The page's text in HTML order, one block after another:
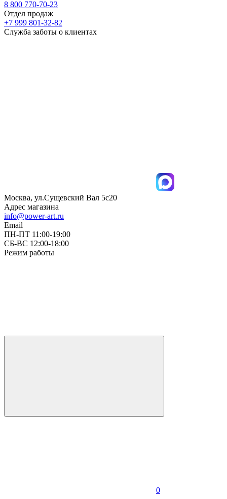
8 800 770-70-23
Отдел продаж
+7 999 801-32-82
Служба заботы о клиентах
Москва, ул.Сущевский Вал 5с20
Адрес магазина
info@power-art.ru
Email
ПН-ПТ 11:00-19:00
СБ-ВС 12:00-18:00
Режим работы
0